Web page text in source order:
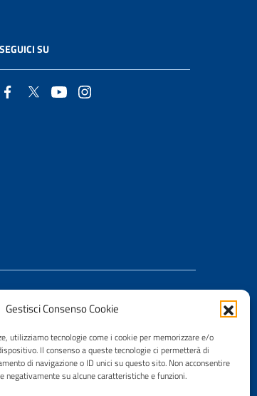
Gestisci Consenso Cookie
utilizziamo tecnologie come i cookie per memorizzare e/o
Il consenso a queste tecnologie ci permetterà di
di navigazione o ID unici su questo sito. Non acconsentire
negativamente su alcune caratteristiche e funzioni.
SEGUICI SU